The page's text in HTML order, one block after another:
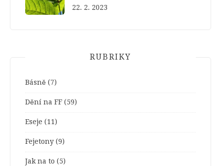
22. 2. 2023
RUBRIKY
Básně (7)
Dění na FF (59)
Eseje (11)
Fejetony (9)
Jak na to (5)